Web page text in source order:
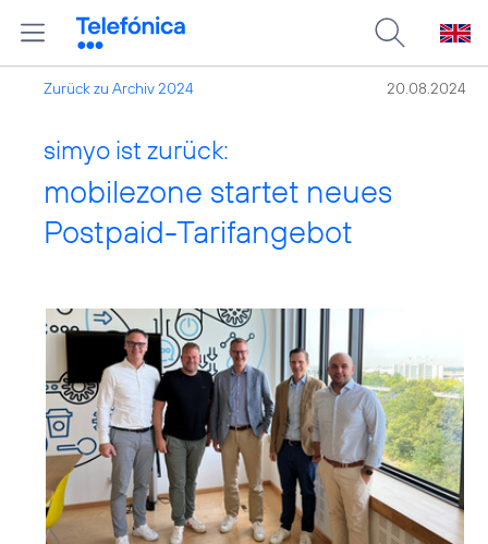
Zurück zu Archiv 2024 20.08.2024
simyo ist zurück:
mobilezone startet neues
Postpaid-Tarifangebot